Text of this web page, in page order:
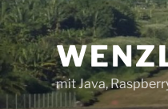
Zum
Inhalt
springen
mit Java,